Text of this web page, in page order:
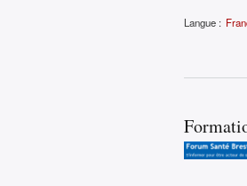
Langue :